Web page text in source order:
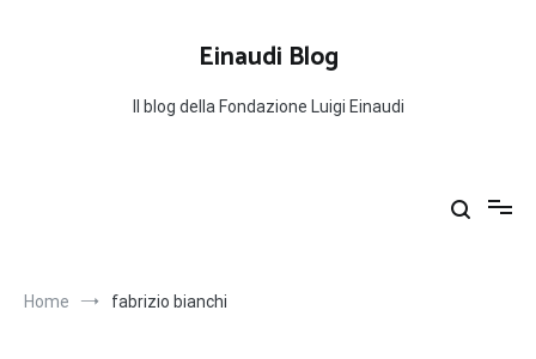
Einaudi Blog
Il blog della Fondazione Luigi Einaudi
Home fabrizio bianchi